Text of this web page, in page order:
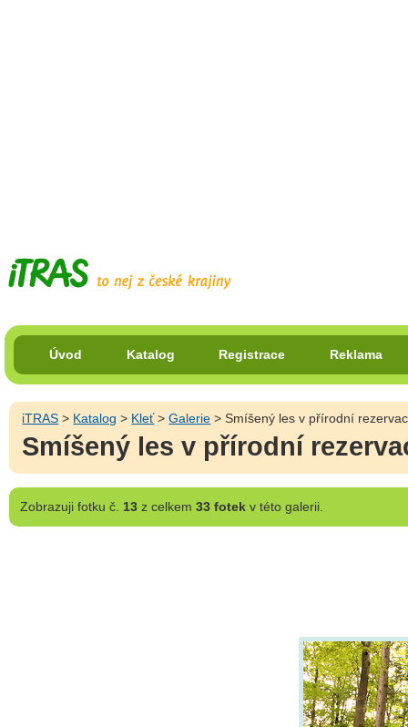
Úvod Katalog Registrace Reklama
iTRAS > Katalog > Kleť>Galerie > Smíšený les v přírodní
Smíšený les v přírodní
Zobrazujifotku č. 13z celkem 33 fotekv této galerii.